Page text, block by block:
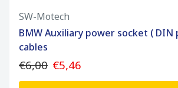
SW-Motech
BMW Auxiliary power socket (
cables
€6,00 €5,46